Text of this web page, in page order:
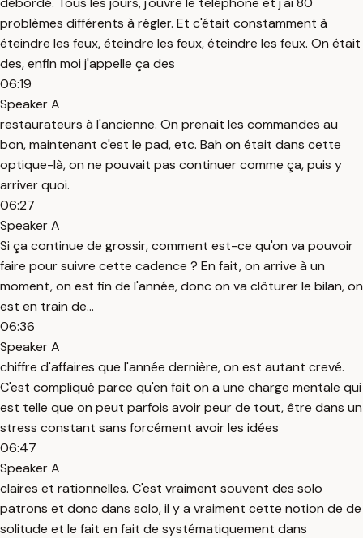
problèmes différents à régler. Et c'était constamment à
éteindre les feux, éteindre les feux, éteindre les feux. On était
des, enfin moi j'appelle ça des
06:19
Speaker A
restaurateurs à l'ancienne. On prenait les commandes au
bon, maintenant c'est le pad, etc. Bah on était dans cette
optique-là, on ne pouvait pas continuer comme ça, puis y
arriver quoi.
06:27
Speaker A
Si ça continue de grossir, comment est-ce qu'on va pouvoir
faire pour suivre cette cadence ? En fait, on arrive à un
moment, on est fin de l'année, donc on va clôturer le bilan, on
est en train de...
06:36
Speaker A
chiffre d'affaires que l'année dernière, on est autant crevé.
C'est compliqué parce qu'en fait on a une charge mentale qui
est telle que on peut parfois avoir peur de tout, être dans un
stress constant sans forcément avoir les idées
06:47
Speaker A
claires et rationnelles. C'est vraiment souvent des solo
patrons et donc dans solo, il y a vraiment cette notion de de
solitude et le fait en fait de systématiquement dans